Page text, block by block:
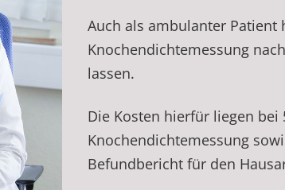
Auch als ambulanter Patient
Knochendichtemessung
lassen.
Die Kosten hierfür liegen bei
Knochendichtemessung
Befundbericht für den